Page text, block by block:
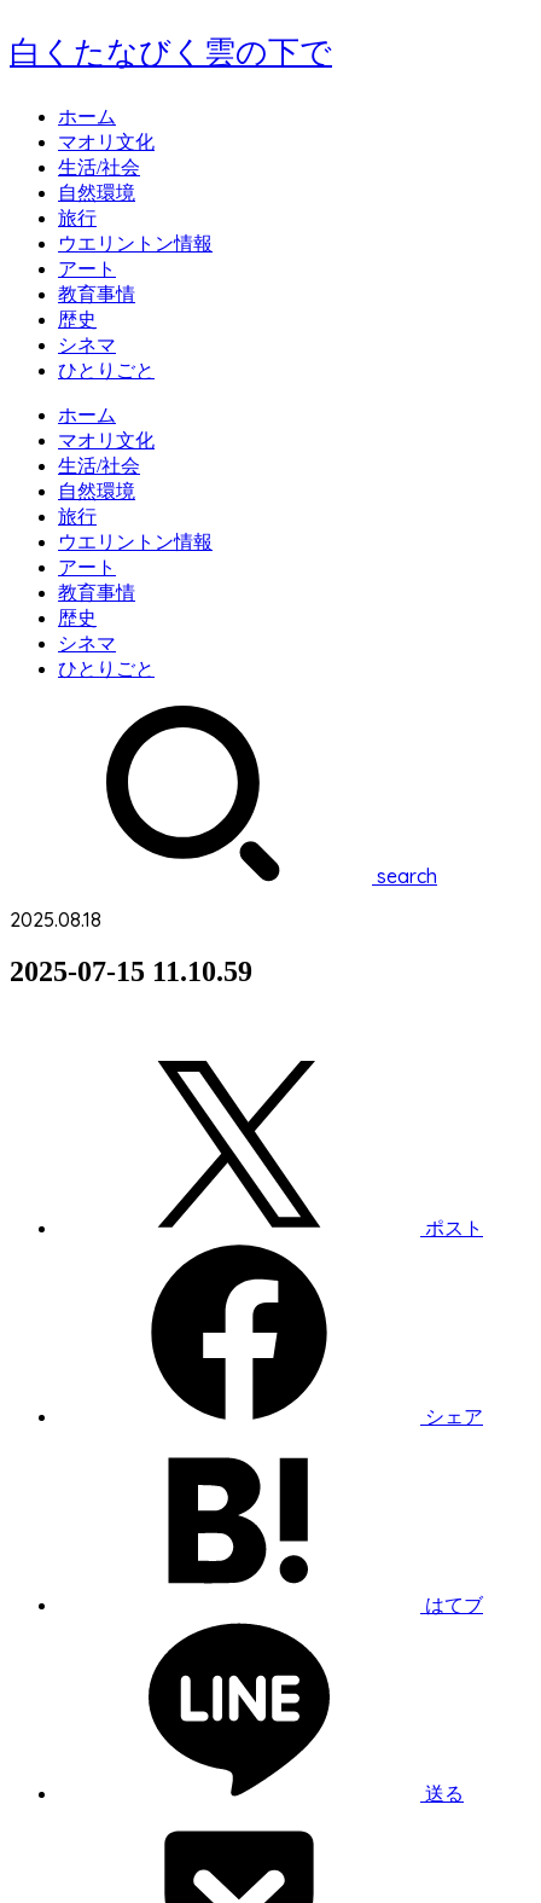
白くたなびく雲の下で
ホーム
マオリ文化
生活/社会
自然環境
旅行
ウエリントン情報
アート
教育事情
歴史
シネマ
ひとりごと
ホーム
マオリ文化
生活/社会
自然環境
旅行
ウエリントン情報
アート
教育事情
歴史
シネマ
ひとりごと
search
2025.08.18
2025-07-15 11.10.59
ポスト
シェア
はてブ
送る